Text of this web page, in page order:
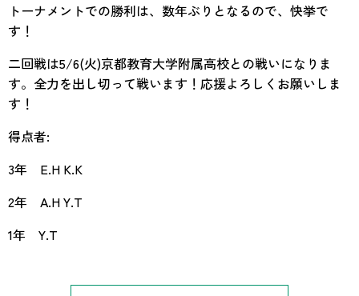
トーナメントでの勝利は、数年ぶりとなるので、快挙で
す！
二回戦は5/6(火)京都教育大学附属高校との戦いになりま
す。全力を出し切って戦います！応援よろしくお願いしま
す！
得点者:
3年 E.H K.K
2年 A.H Y.T
1年 Y.T